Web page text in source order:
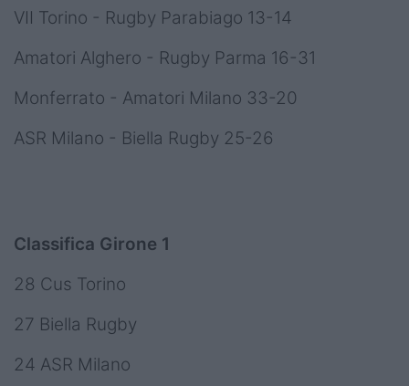
VII Torino - Rugby Parabiago 13-14
Amatori Alghero - Rugby Parma 16-31
Monferrato - Amatori Milano 33-20
ASR Milano - Biella Rugby 25-26
Classifica Girone 1
28 Cus Torino
27 Biella Rugby
24 ASR Milano